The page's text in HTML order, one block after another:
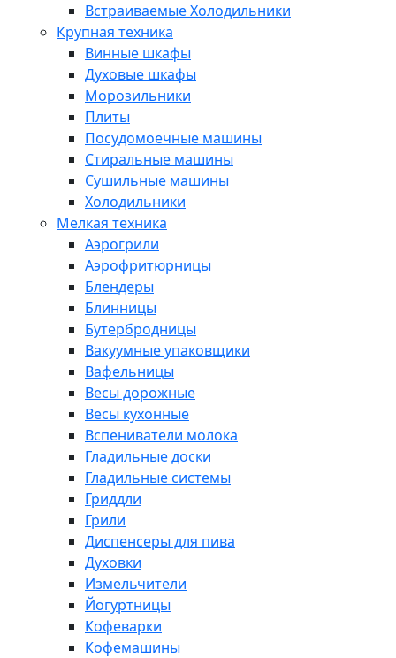
Встраиваемые Холодильники
Крупная техника
Винные шкафы
Духовые шкафы
Морозильники
Плиты
Посудомоечные машины
Стиральные машины
Сушильные машины
Холодильники
Мелкая техника
Аэрогрили
Аэрофритюрницы
Блендеры
Блинницы
Бутербродницы
Вакуумные упаковщики
Вафельницы
Весы дорожные
Весы кухонные
Вспениватели молока
Гладильные доски
Гладильные системы
Гриддли
Грили
Диспенсеры для пива
Духовки
Измельчители
Йогуртницы
Кофеварки
Кофемашины